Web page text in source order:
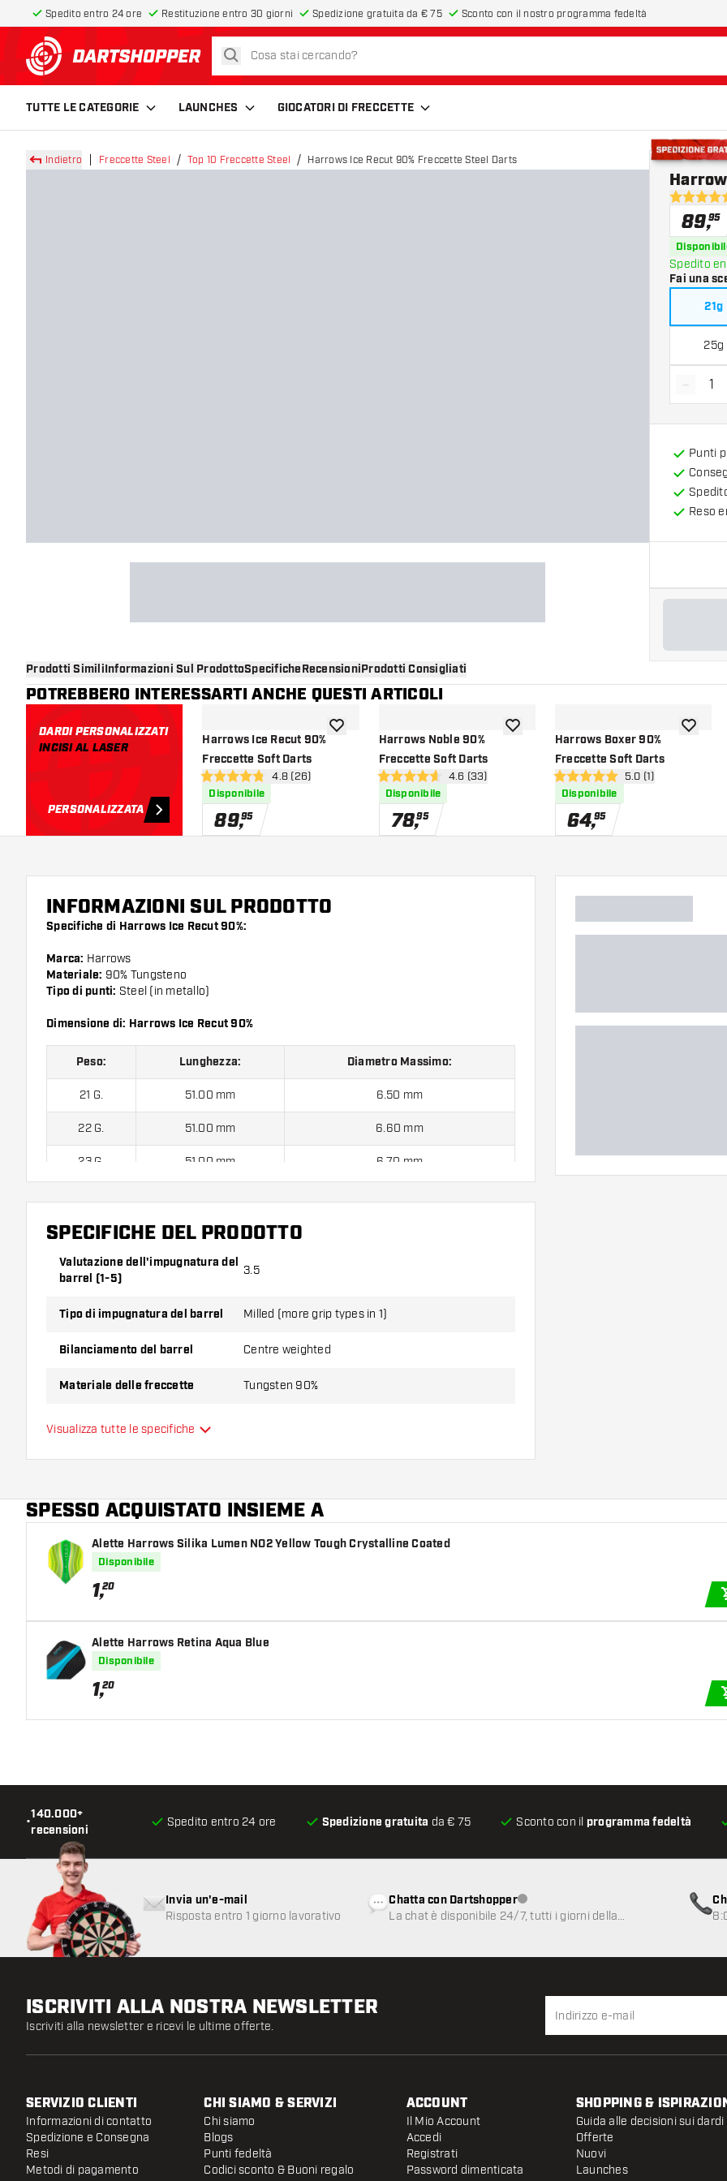
Spedito entro 24 ore Restituzione entro 30 giorni Spedizione gratuita da € 75 Sconto con il nostro programma fedeltà
torna alla home page
cerca
TUTTE LE CATEGORIE LAUNCHES GIOCATORI DI FRECCETTE
Indietro Freccette Steel Top 10 Freccette Steel Harrows Ice Recut 90% Freccette Steel Darts
Spedizione
4.7 stelle
89,95
Spedito
Fai una
21g
25g
-
Punti
Reso
Prodotti SimiliInformazioni Sul ProdottoSpecificheRecensioniProdotti Consigliati
POTREBBERO INTERESSARTI ANCHE QUESTI ARTICOLI
DARDI PERSONALIZZATI
INCISI AL LASER
PERSONALIZZATA
Harrows Ice Recut 90%
Freccette Soft Darts
apri pannello recensioni
4.8 stelle di valutazione
4.8 (26)
Disponibile
89,95
aggiungi alla lista dei desideri
Harrows Noble 90%
Freccette Soft Darts
apri pannello recensioni
4.6 stelle di valutazione
4.6 (33)
Disponibile
78,95
aggiungi alla lista dei desideri
Harrows Boxer 90%
Freccette Soft Darts
apri pannello
5 stelle di valutazione
5.0 (1)
Disponibile
64,95
INFORMAZIONI SUL PRODOTTO
Specifiche di Harrows Ice Recut 90%:
Marca: Harrows
Materiale: 90% Tungsteno
Tipo di punti: Steel (in metallo)
Dimensione di: Harrows Ice Recut 90%
Peso: Lunghezza: Diametro Massimo:
21 G. 51.00 mm 6.50 mm
22 G. 51.00 mm 6.60 mm
23 G. 51.00 mm 6.70 mm
25 G. 51.00 mm
26 G. 51.00 mm
Harrows Ice Recut 90% contiene: 3 barrel, 3 alette e 3 astine.
SPECIFICHE DEL PRODOTTO
Valutazione dell'impugnatura del
barrel (1-5)
3.5
Tipo di impugnatura del barrel Milled (more grip types in 1)
Bilanciamento del barrel Centre weighted
Materiale delle freccette Tungsten 90%
barrel
Colore del barrel
Forma della punta del barrel
Zona di presa del barrel
Peso delle freccette
Larghezza del barrel (MM)
Lunghezza del barrel (MM)
Visualizza tutte le specifiche
SPESSO ACQUISTATO INSIEME A
Alette Harrows Silika Lumen NO2 Yellow Tough Crystalline Coated
Disponibile
1,20
Alette Harrows Retina Aqua Blue
Disponibile
1,20
•
140.000+
recensioni
Spedito entro 24 ore Spedizione gratuita da € 75 Sconto con il programma fedeltà
Invia un'e-mail
Risposta entro 1 giorno lavorativo
Chatta con DartshopperServizio clienti non disponibile
La chat è disponibile 24/7, tutti i giorni della
ISCRIVITI ALLA NOSTRA NEWSLETTER
Iscriviti alla newsletter e ricevi le ultime offerte.
SERVIZIO CLIENTI
Informazioni di contatto
Spedizione e Consegna
Resi
Metodi di pagamento
CHI SIAMO & SERVIZI
Chi siamo
Blogs
Punti fedeltà
Codici sconto & Buoni regalo
ACCOUNT
Il Mio Account
Accedi
Registrati
Password dimenticata
SHOPPING &
Guida alle decisioni sui dardi
Offerte
Nuovi
Launches